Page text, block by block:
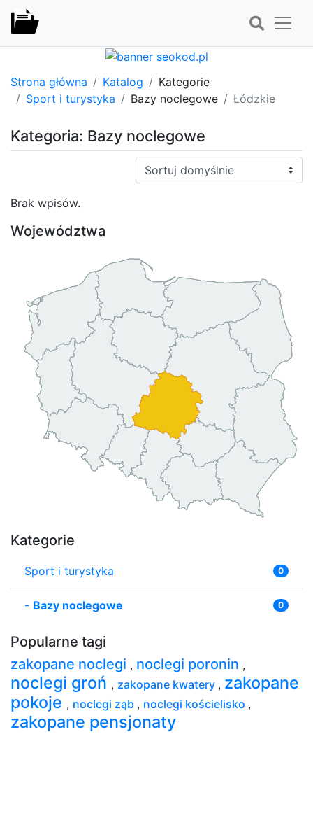
Strona główna Katalog
Kategorie
Sport i turystyka
Bazy noclegowe Łódzkie
Kategoria: Bazy noclegowe
Sortuj:
Brak wpisów.
Województwa
Kategorie
Sport i turystyka 0
- Bazy noclegowe 0
Popularne tagi
zakopane noclegi , noclegi poronin ,
noclegi groń , zakopane kwatery , zakopane
pokoje , noclegi ząb , noclegi kościelisko ,
zakopane pensjonaty